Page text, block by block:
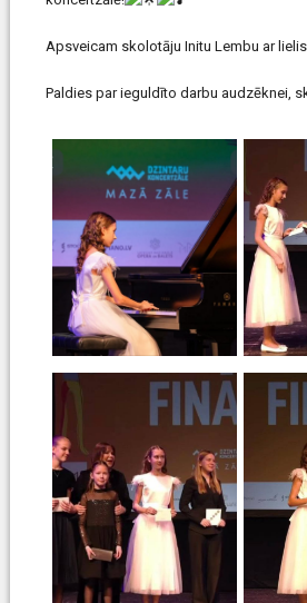
Apsveicam skolotāju Initu Lembu ar
Paldies par ieguldīto darbu audzēknei,